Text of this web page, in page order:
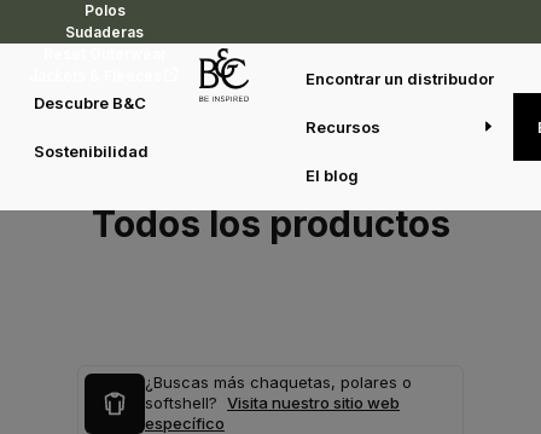
Polos
Sudaderas
Descubre B&C
Sostenibilidad
Encontrar un distribudor
Recursos
El blog
Todos los productos
¿Buscas más chaquetas, polares o
softshell? Visita nuestro sitio web
específico